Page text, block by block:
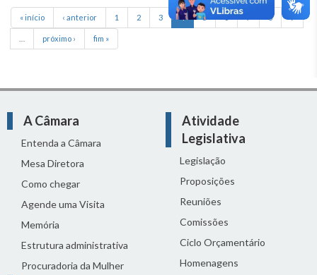
« início ‹ anterior 1 2 3 4 5 6 8
próximo › fim »
A Câmara
Entenda a Câmara
Mesa Diretora
Como chegar
Agende uma Visita
Memória
Estrutura administrativa
Procuradoria da Mulher
Atividade
Legislativa
Legislação
Proposições
Reuniões
Comissões
Ciclo Orçamentário
Homenagens